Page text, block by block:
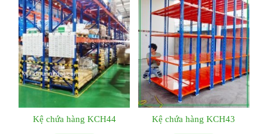
Kệ chứa hàng KCH44 Kệ chứa hàng KCH43